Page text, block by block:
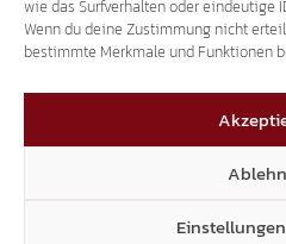
wie das Surfverhalten oder eindeutige
Wenn du deine Zustimmung nicht
bestimmte Merkmale und Funktionen